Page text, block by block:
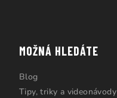
MOŽNÁ HLEDÁTE
Blog
Tipy, triky a videonávody